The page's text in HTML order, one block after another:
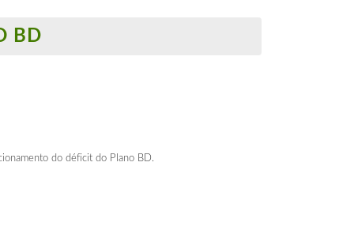
BD
do déficit do Plano BD.